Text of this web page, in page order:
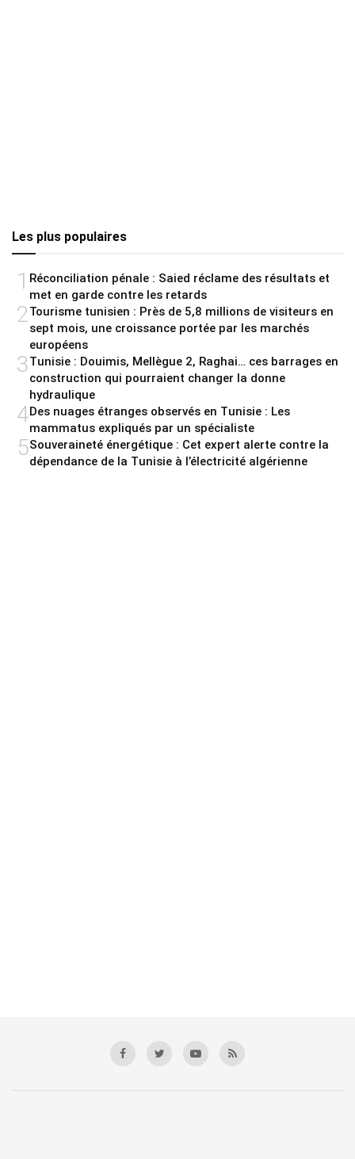
Les plus populaires
1 Réconciliation pénale : Saied réclame des résultats et
met en garde contre les retards
2 Tourisme tunisien : Près de 5,8 millions de visiteurs en
sept mois, une croissance portée par les marchés
européens
3Tunisie : Douimis, Mellègue 2, Raghai… ces barrages en
construction qui pourraient changer la donne
hydraulique
4Des nuages étranges observés en Tunisie : Les
mammatus expliqués par un spécialiste
5Souveraineté énergétique : Cet expert alerte contre la
dépendance de la Tunisie à l’électricité algérienne